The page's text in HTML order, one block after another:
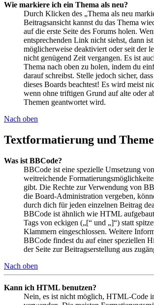
Wie markiere ich ein Thema als neu?
Durch Klicken des „Thema als neu
Beitragsansicht kannst du das Thema
auf die erste Seite des Forums holen.
entsprechenden Link nicht siehst, dann
möglicherweise deaktiviert oder seit der
nicht genügend Zeit vergangen. Es ist
Thema nach oben zu holen, indem du
darauf schreibst. Stelle jedoch sicher,
dieses Boards beachtest! Es wird meist
wenn ohne triftigen Grund auf alte oder
Themen geantwortet wird.
Nach oben
Textformatierung und
Was ist BBCode?
BBCode ist eine spezielle Umsetzung
weitreichende
gibt. Die Rechte zur Verwendung von
die Board-Administration vergeben,
durch dich für jeden einzelnen Beitrag
BBCode ist ähnlich wie HTML
Tags von eckigen („[“ und „]“) statt
Klammern eingeschlossen. Weitere
BBCode findest du auf einer speziellen
der Seite zur Beitragserstellung aus
Nach oben
Kann ich HTML benutzen?
Nein, es ist nicht möglich, HTML-Code